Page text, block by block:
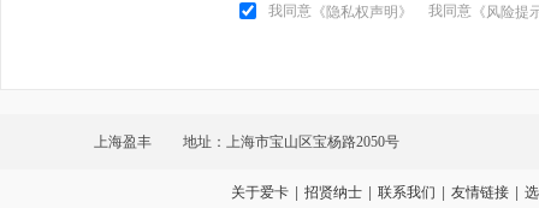
我同意 《隐私权声明》 我同意 《风险提
上海盈丰 地址：上海市宝山区宝杨路2050号
关于爱卡 | 招贤纳士 | 联系我们 | 友情链接 |